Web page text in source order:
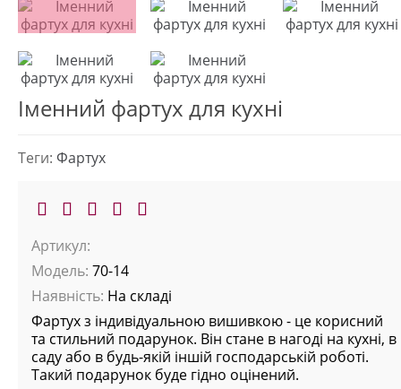
Іменний фартух для кухні
Теги: Фартух
Артикул:
Модель: 70-14
Наявність: На складі
Фартух з індивідуальною вишивкою - це корисний
та стильний подарунок. Він стане в нагоді на кухні, в
саду або в будь-якій іншій господарській роботі.
Такий подарунок буде гідно оцінений.